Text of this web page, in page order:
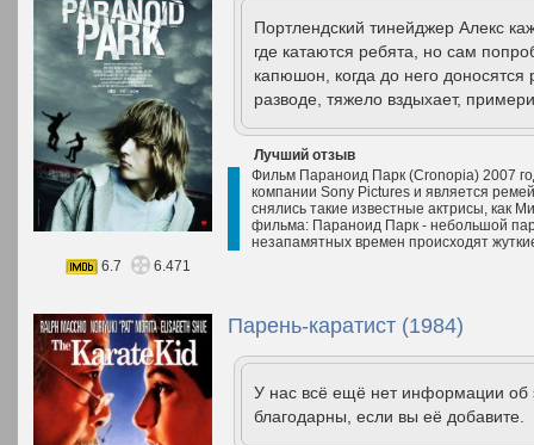
Портлендский тинейджер Алекс
где катаются ребята, но сам
капюшон, когда до него
разводе, тяжело вздыхает,
Лучший отзыв
Фильм Параноид Парк (Cronopia) 2007
компании Sony Pictures и является
снялись такие известные актрисы, как
фильма: Параноид Парк - небольшой
незапамятных времен происходят
6.7
6.471
Парень-каратист (1984)
У нас всё ещё нет информации
благодарны, если вы её добавите.